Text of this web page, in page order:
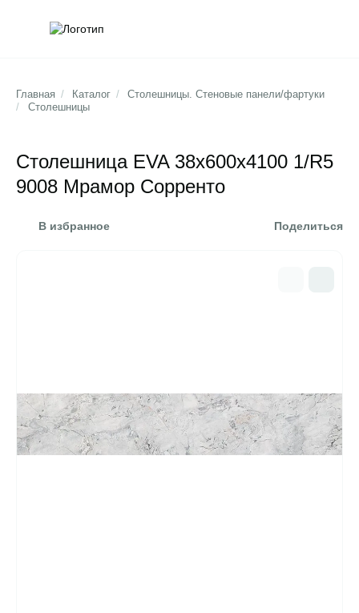
Главная / Каталог /
Столешницы. Стеновые панели/фартуки
/
Столешницы
Столешница EVA 38х600х4100 1/R5
9008 Мрамор Сорренто
В избранное Поделиться